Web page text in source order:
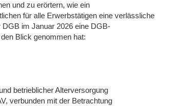
und zu erörtern, wie ein
für alle Erwerbstätigen eine verlässliche
im Januar 2026 eine DGB-
Blick genommen hat:
betrieblicher Alterversorgung
verbunden mit der Betrachtung